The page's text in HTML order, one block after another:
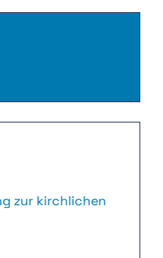
zur kirchlichen